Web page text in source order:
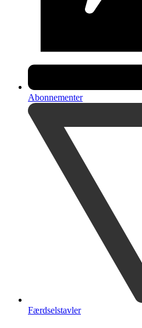
Abonnementer
Færdselstavler